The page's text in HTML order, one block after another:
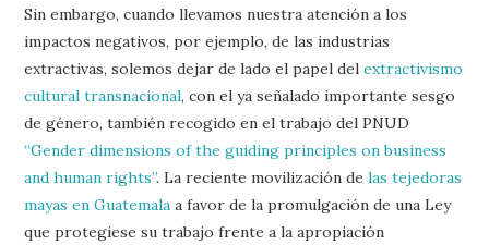
Sin embargo, cuando llevamos nuestra atención a los
impactos negativos, por ejemplo, de las industrias
extractivas, solemos dejar de lado el papel delextractivismo
cultural transnacional, con el ya señalado importante sesgo
de género, también recogido en el trabajo del PNUD
“Gender dimensions of the guiding principles on business
and human rights”. La reciente movilización delas tejedoras
mayas en Guatemala a favor de la promulgación de una Ley
que protegiese su trabajo frente a la apropiación